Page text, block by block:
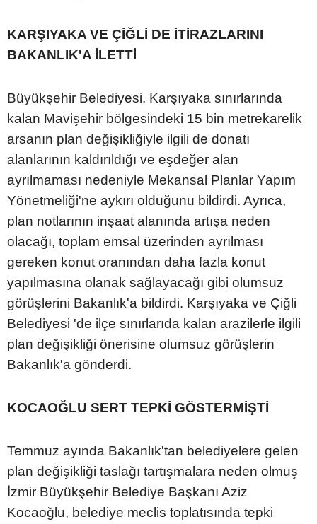
KARŞIYAKA VE ÇİĞLİ DE İTİRAZLARINI
BAKANLIK'A İLETTİ
Büyükşehir Belediyesi, Karşıyaka sınırlarında
kalan Mavişehir bölgesindeki 15 bin metrekarelik
arsanın plan değişikliğiyle ilgili de donatı
alanlarının kaldırıldığı ve eşdeğer alan
ayrılmaması nedeniyle Mekansal Planlar Yapım
Yönetmeliği'ne aykırı olduğunu bildirdi. Ayrıca,
plan notlarının inşaat alanında artışa neden
olacağı, toplam emsal üzerinden ayrılması
gereken konut oranından daha fazla konut
yapılmasına olanak sağlayacağı gibi olumsuz
görüşlerini Bakanlık'a bildirdi. Karşıyaka ve Çiğli
Belediyesi 'de ilçe sınırlarıda kalan arazilerle ilgili
plan değişikliği önerisine olumsuz görüşlerin
Bakanlık'a gönderdi.
KOCAOĞLU SERT TEPKİ GÖSTERMİŞTİ
Temmuz ayında Bakanlık'tan belediyelere gelen
plan değişikliği taslağı tartışmalara neden olmuş
İzmir Büyükşehir Belediye Başkanı Aziz
Kocaoğlu, belediye meclis toplatısında tepki